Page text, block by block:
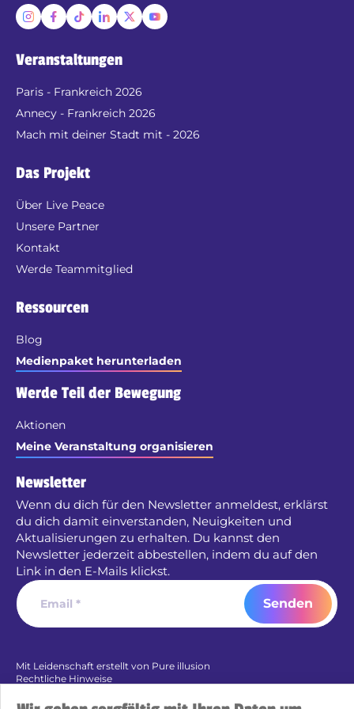
Veranstaltungen
Paris - Frankreich 2026
Annecy - Frankreich 2026
Mach mit deiner Stadt mit - 2026
Das Projekt
Über Live Peace
Unsere Partner
Kontakt
Werde Teammitglied
Ressourcen
Blog
Medienpaket herunterladen
Werde Teil der Bewegung
Aktionen
Meine Veranstaltung organisieren
Newsletter
Wenn du dich für den Newsletter anmeldest, erklärst
du dich damit einverstanden, Neuigkeiten und
Aktualisierungen zu erhalten. Du kannst den
Newsletter jederzeit abbestellen, indem du auf den
Link in den E-Mails klickst.
Senden
Mit Leidenschaft erstellt von Pure illusion
Rechtliche Hinweise
Cookies